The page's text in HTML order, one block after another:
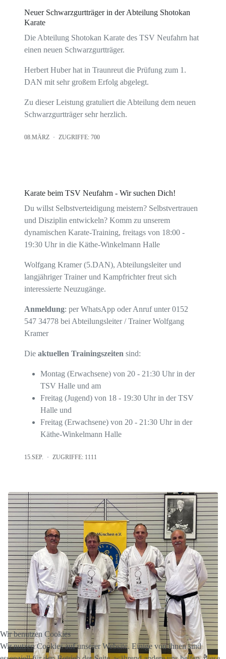
Neuer Schwarzgurtträger in der Abteilung Shotokan
Karate
Die Abteilung Shotokan Karate des TSV Neufahrn hat
einen neuen Schwarzgurtträger.
Herbert Huber hat in Traunreut die Prüfung zum 1.
DAN mit sehr großem Erfolg abgelegt.
Zu dieser Leistung gratuliert die Abteilung dem neuen
Schwarzgurtträger sehr herzlich.
08.MÄRZ ZUGRIFFE: 700
Karate beim TSV Neufahrn - Wir suchen Dich!
Du willst Selbstverteidigung meistern? Selbstvertrauen
und Disziplin entwickeln? Komm zu unserem
dynamischen Karate-Training, freitags von 18:00 -
19:30 Uhr in die Käthe-Winkelmann Halle
Wolfgang Kramer (5.DAN), Abteilungsleiter und
langjähriger Trainer und Kampfrichter freut sich
interessierte Neuzugänge.
Anmeldung: per WhatsApp oder Anruf unter 0152
547 34778 bei Abteilungsleiter / Trainer Wolfgang
Kramer
Die aktuellen Trainingszeiten sind:
Montag (Erwachsene) von 20 - 21:30 Uhr in der
TSV Halle und am
Freitag (Jugend) von 18 - 19:30 Uhr in der TSV
Halle und
Freitag (Erwachsene) von 20 - 21:30 Uhr in der
Käthe-Winkelmann Halle
15.SEP. ZUGRIFFE: 1111
Wir benutzen Cookies
Wir nutzen Cookies auf unserer Website. Einige von ihnen sind